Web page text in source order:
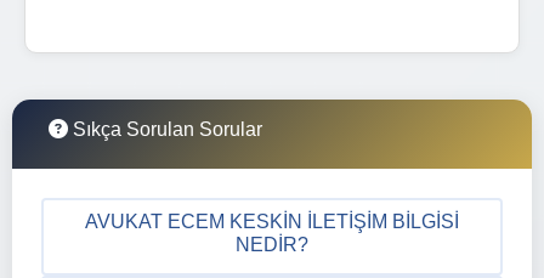
Sıkça Sorulan Sorular
AVUKAT ECEM KESKIN İLETIŞIM BILGISI
NEDIR?